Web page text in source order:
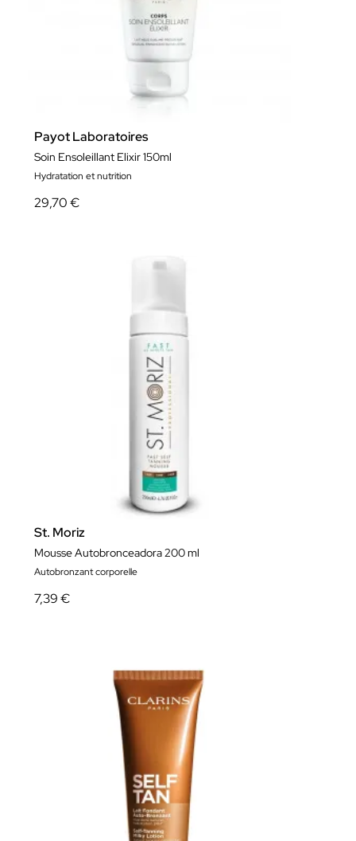
Payot Laboratoires
Soin Ensoleillant Elixir 150ml
Hydratation et nutrition
29,70 €
St. Moriz
Mousse Autobronceadora 200 ml
Autobronzant corporelle
7,39 €